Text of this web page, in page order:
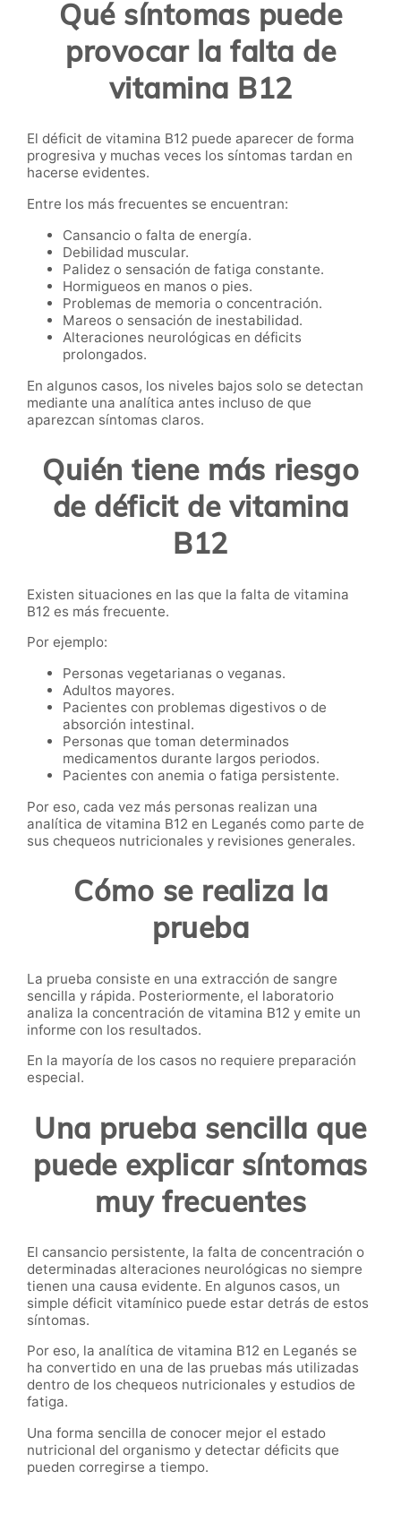
Qué síntomas puede
provocar la falta de
vitamina B12
El déficit de vitamina B12 puede aparecer de forma
progresiva y muchas veces los síntomas tardan en
hacerse evidentes.
Entre los más frecuentes se encuentran:
Cansancio o falta de energía.
Debilidad muscular.
Palidez o sensación de fatiga constante.
Hormigueos en manos o pies.
Problemas de memoria o concentración.
Mareos o sensación de inestabilidad.
Alteraciones neurológicas en déficits
prolongados.
En algunos casos, los niveles bajos solo se detectan
mediante una analítica antes incluso de que
aparezcan síntomas claros.
Quién tiene más riesgo
de déficit de vitamina
B12
Existen situaciones en las que la falta de vitamina
B12 es más frecuente.
Por ejemplo:
Personas vegetarianas o veganas.
Adultos mayores.
Pacientes con problemas digestivos o de
absorción intestinal.
Personas que toman determinados
medicamentos durante largos periodos.
Pacientes con anemia o fatiga persistente.
Por eso, cada vez más personas realizan una
analítica de vitamina B12 en Leganés como parte de
sus chequeos nutricionales y revisiones generales.
Cómo se realiza la
prueba
La prueba consiste en una extracción de sangre
sencilla y rápida. Posteriormente, el laboratorio
analiza la concentración de vitamina B12 y emite un
informe con los resultados.
En la mayoría de los casos no requiere preparación
especial.
Una prueba sencilla que
puede explicar síntomas
muy frecuentes
El cansancio persistente, la falta de concentración o
determinadas alteraciones neurológicas no siempre
tienen una causa evidente. En algunos casos, un
simple déficit vitamínico puede estar detrás de estos
síntomas.
Por eso, la analítica de vitamina B12 en Leganés se
ha convertido en una de las pruebas más utilizadas
dentro de los chequeos nutricionales y estudios de
fatiga.
Una forma sencilla de conocer mejor el estado
nutricional del organismo y detectar déficits que
pueden corregirse a tiempo.